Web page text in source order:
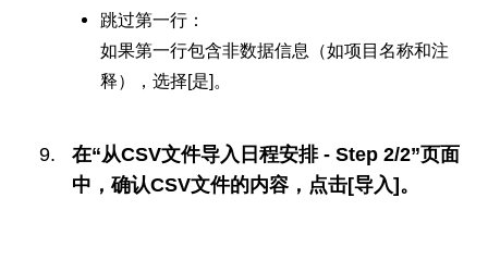
跳过第一行：
如果第一行包含非数据信息（如项目名称和注
释），选择[是]。
在“从CSV文件导入日程安排 - Step 2/2”页面
中，确认CSV文件的内容，点击[导入]。